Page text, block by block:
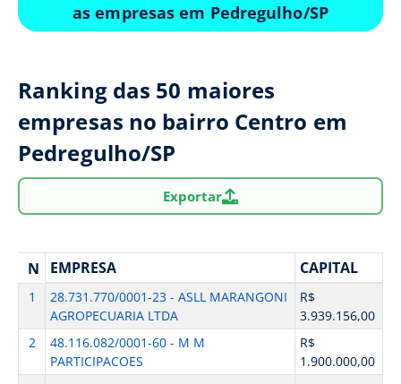
as empresas em Pedregulho/SP
Ranking das 50 maiores
empresas no bairro Centro em
Pedregulho/SP
Exportar
N EMPRESA CAPITAL
1
28.731.770/0001-23 - ASLL MARANGONI
AGROPECUARIA LTDA
R$
3.939.156,00
2
48.116.082/0001-60 - M M
PARTICIPACOES
R$
1.900.000,00